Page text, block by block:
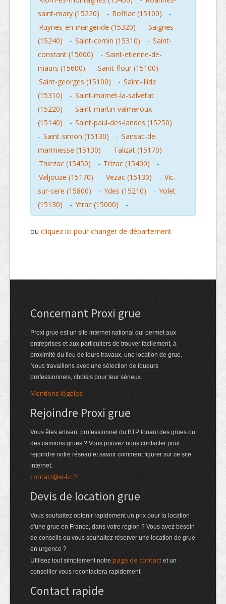
saint-mary (15220)
- Roffiac (15100)
-
Ruynes-en-margeride (15320)
- Saignes
(15240)
- Saint-cernin (15310) - Saint-
constant (15600)
- Saint-etienne-de-
maurs (15600)
- Saint-flour (15100)
-
Saint-georges (15100)
- Saint-illide
(15310)
- Saint-mamet-la-salvetat
(15220)
- Saint-martin-valmeroux
(15140)
- Saint-paul-des-landes (15250)
- Saint-simon (15130) - Sansac-de-
marmiesse (15130)
- Talizat (15170)
-
Thiezac (15450)
- Trizac (15400)
-
Valjouze (15170)
- Vezac (15130) - Vic-
sur-cere (15800)
- Ydes (15210) - Yolet
(15130)
- Ytrac (15000) -
ou cliquez ici pour changer de département
Concernant Proxi grue
Proxi grue est un site internet national qui permet aux
entreprises et aux particuliers de trouver facilement, à
proximité du lieu de leurs travaux, une location de grue.
Nous travaillons avec une sélection de loueurs
professionnels, choisis pour leur sérieux.
Mentions légales
Rejoindre Proxi grue
Vous êtes artisan, professionnel du BTP louant des grues ou
des camions grues ? Vous pouvez nous contacter pour
rejoindre notre réseau et savoir comment figurer sur ce site
internet.
contact@w-l-c.fr
Devis de location grue
Vous souhaitez obtenir rapidement un prix pour la location
d'une grue en France, dans votre région ? Vous avez besoin
de conseils ou vous souhaitez réserver une location de grue
en urgence ?
Utilisez tout simplement notre page de contact et un
conseiller vous recontactera rapidement.
Contact rapide